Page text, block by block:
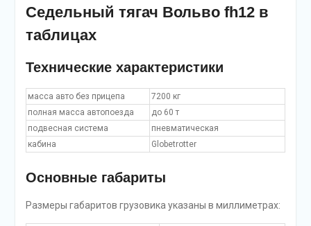
Седельный тягач Вольво fh12 в
таблицах
Технические характеристики
масса авто без прицепа
7200 кг
полная масса автопоезда
до 60 т
подвесная система
пневматическая
кабина
Globetrotter
Основные габариты
Размеры габаритов грузовика указаны в миллиметрах: